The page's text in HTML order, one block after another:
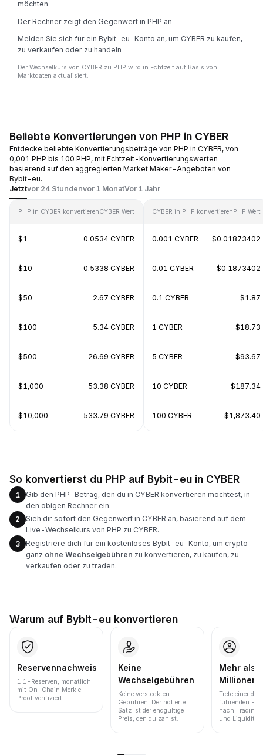
möchten
Der Rechner zeigt den Gegenwert in PHP an
Melden Sie sich für ein Bybit-eu-Konto an, um CYBER zu kaufen,
zu verkaufen oder zu handeln
Der Wechselkurs von CYBER zu PHP wird in Echtzeit auf Basis von
Marktdaten aktualisiert.
Beliebte Konvertierungen von PHP in CYBER
Entdecke beliebte Konvertierungsbeträge von PHP in CYBER, von
0,001 PHP bis 100 PHP, mit Echtzeit-Konvertierungswerten
basierend auf den aggregierten Market Maker-Angeboten von
Bybit-eu.
Jetztvor 24 Stundenvor 1 MonatVor 1 Jahr
PHP in CYBER konvertierenCYBER Wert
$1 0.0534 CYBER
$10 0.5338 CYBER
$50 2.67 CYBER
$100 5.34 CYBER
$500 26.69 CYBER
$1,000 53.38 CYBER
$10,000 533.79 CYBER
CYBER in PHP konvertierenPHP Wert
0.001 CYBER $0.01873402
0.01 CYBER $0.1873402
0.1 CYBER $1.87
1 CYBER $18.73
5 CYBER $93.67
10 CYBER $187.34
100 CYBER $1,873.40
So konvertierst du PHP auf Bybit-eu in CYBER
1
Gib den PHP-Betrag, den du in CYBER konvertieren möchtest, in
den obigen Rechner ein.
2
Sieh dir sofort den Gegenwert in CYBER an, basierend auf dem
Live-Wechselkurs von PHP zu CYBER.
3
Registriere dich für ein kostenloses Bybit-eu-Konto, um crypto
ganz ohne Wechselgebühren zu konvertieren, zu kaufen, zu
verkaufen oder zu traden.
Warum auf Bybit-eu konvertieren
Reservennachweis
1:1-Reserven, monatlich
mit On-Chain Merkle-
Proof verifiziert.
Keine
Wechselgebühren
Keine versteckten
Gebühren. Der notierte
Satz ist der endgültige
Preis, den du zahlst.
Mehr als
Millionen
Trete einer der
führenden
nach Trading-
und Liquidität